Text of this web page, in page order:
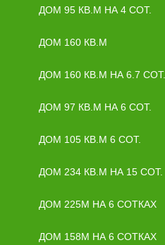
ДОМ 95 КВ.М НА 4 СОТ.
ДОМ 160 КВ.М
ДОМ 160 КВ.М НА 6.7 СОТ.
ДОМ 97 КВ.М НА 6 СОТ.
ДОМ 105 КВ.М 6 СОТ.
ДОМ 234 КВ.М НА 15 СОТ.
ДОМ 225М НА 6 СОТКАХ
ДОМ 158М НА 6 СОТКАХ